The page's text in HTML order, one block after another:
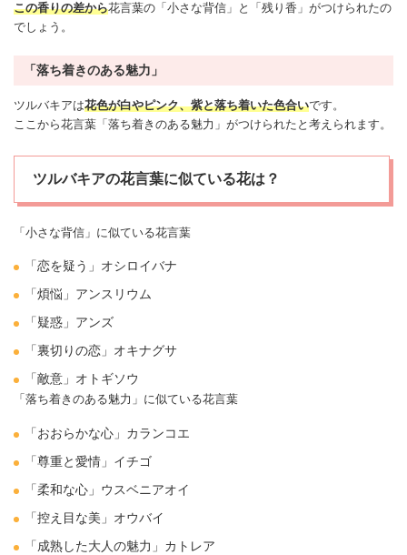
この香りの差から花言葉の「小さな背信」と「残り香」がつけられたの
でしょう。
「落ち着きのある魅力」
ツルバキアは花色が白やピンク、紫と落ち着いた色合いです。
ここから花言葉「落ち着きのある魅力」がつけられたと考えられます。
ツルバキアの花言葉に似ている花は？
「小さな背信」に似ている花言葉
「恋を疑う」 オシロイバナ
「煩悩」アンスリウム
「疑惑」アンズ
「裏切りの恋」オキナグサ
「敵意」オトギソウ
「落ち着きのある魅力」に似ている花言葉
「おおらかな心」 カランコエ
「尊重と愛情」 イチゴ
「柔和な心」ウスベニアオイ
「控え目な美」オウバイ
「成熟した大人の魅力」 カトレア